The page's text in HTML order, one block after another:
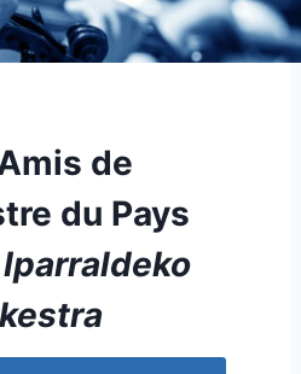
de
du Pays
Iparraldeko